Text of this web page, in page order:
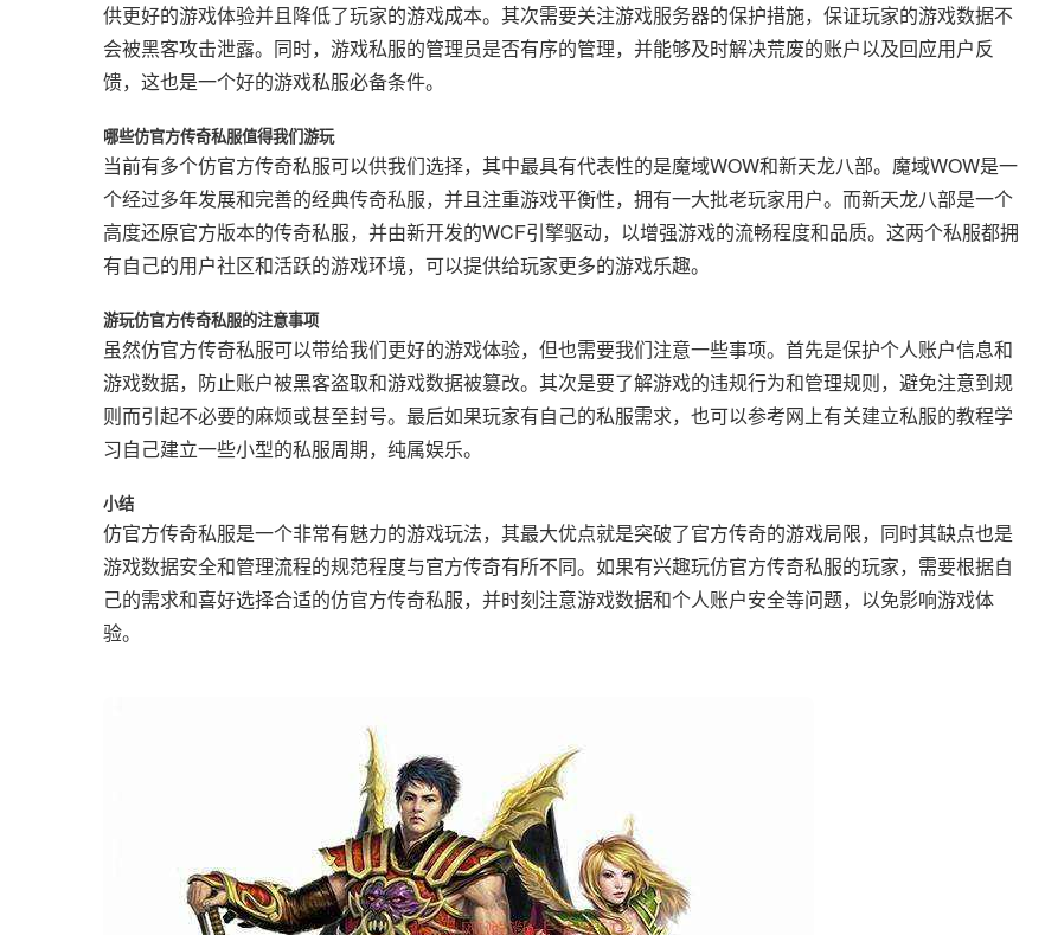
供更好的游戏体验并且降低了玩家的游戏成本。其次需要关注游戏服务器的保护措施，保证玩家的游戏数据不
会被黑客攻击泄露。同时，游戏私服的管理员是否有序的管理，并能够及时解决荒废的账户以及回应用户反
馈，这也是一个好的游戏私服必备条件。
哪些仿官方传奇私服值得我们游玩
当前有多个仿官方传奇私服可以供我们选择，其中最具有代表性的是魔域WOW和新天龙八部。魔域WOW是一
个经过多年发展和完善的经典传奇私服，并且注重游戏平衡性，拥有一大批老玩家用户。而新天龙八部是一个
高度还原官方版本的传奇私服，并由新开发的WCF引擎驱动，以增强游戏的流畅程度和品质。这两个私服都拥
有自己的用户社区和活跃的游戏环境，可以提供给玩家更多的游戏乐趣。
游玩仿官方传奇私服的注意事项
虽然仿官方传奇私服可以带给我们更好的游戏体验，但也需要我们注意一些事项。首先是保护个人账户信息和
游戏数据，防止账户被黑客盗取和游戏数据被篡改。其次是要了解游戏的违规行为和管理规则，避免注意到规
则而引起不必要的麻烦或甚至封号。最后如果玩家有自己的私服需求，也可以参考网上有关建立私服的教程学
习自己建立一些小型的私服周期，纯属娱乐。
小结
仿官方传奇私服是一个非常有魅力的游戏玩法，其最大优点就是突破了官方传奇的游戏局限，同时其缺点也是
游戏数据安全和管理流程的规范程度与官方传奇有所不同。如果有兴趣玩仿官方传奇私服的玩家，需要根据自
己的需求和喜好选择合适的仿官方传奇私服，并时刻注意游戏数据和个人账户安全等问题，以免影响游戏体
验。